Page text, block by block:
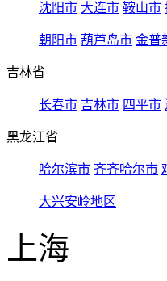
沈阳市 大连市 鞍山市
朝阳市 葫芦岛市 金普
吉林省
长春市 吉林市 四平市
黑龙江省
哈尔滨市 齐齐哈尔市
大兴安岭地区
上海